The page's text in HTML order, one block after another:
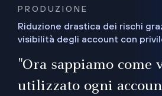
PRODUZIONE
Riduzione drastica dei rischi
visibilità degli account con
"Ora sappiamo come
utilizzato ogni